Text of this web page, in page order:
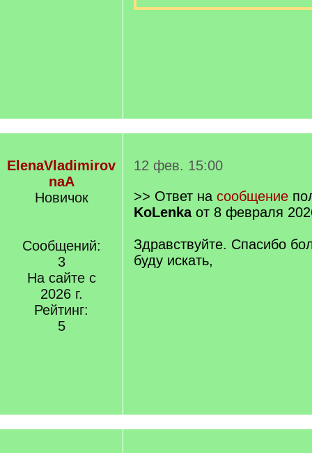
ElenaVladimirov
naA
Новичок
Сообщений:
3
На сайте с
2026 г.
Рейтинг:
5
12 фев. 15:00
>> Ответ на сообщение
KoLenkaот 8 февраля
Здравствуйте. Спасибо
буду искать,